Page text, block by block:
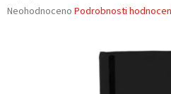
Průměrné
Neohodnoceno Podrobnosti